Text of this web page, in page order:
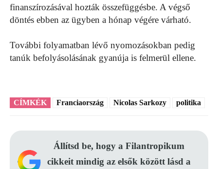
finanszírozásával hozták összefüggésbe. A végső
döntés ebben az ügyben a hónap végére várható.
További folyamatban lévő nyomozásokban pedig
tanúk befolyásolásának gyanúja is felmerül ellene.
CÍMKÉK Franciaország Nicolas Sarkozy politika
Állítsd be, hogy a Filantropikum
cikkeit mindig az elsők között lásd a